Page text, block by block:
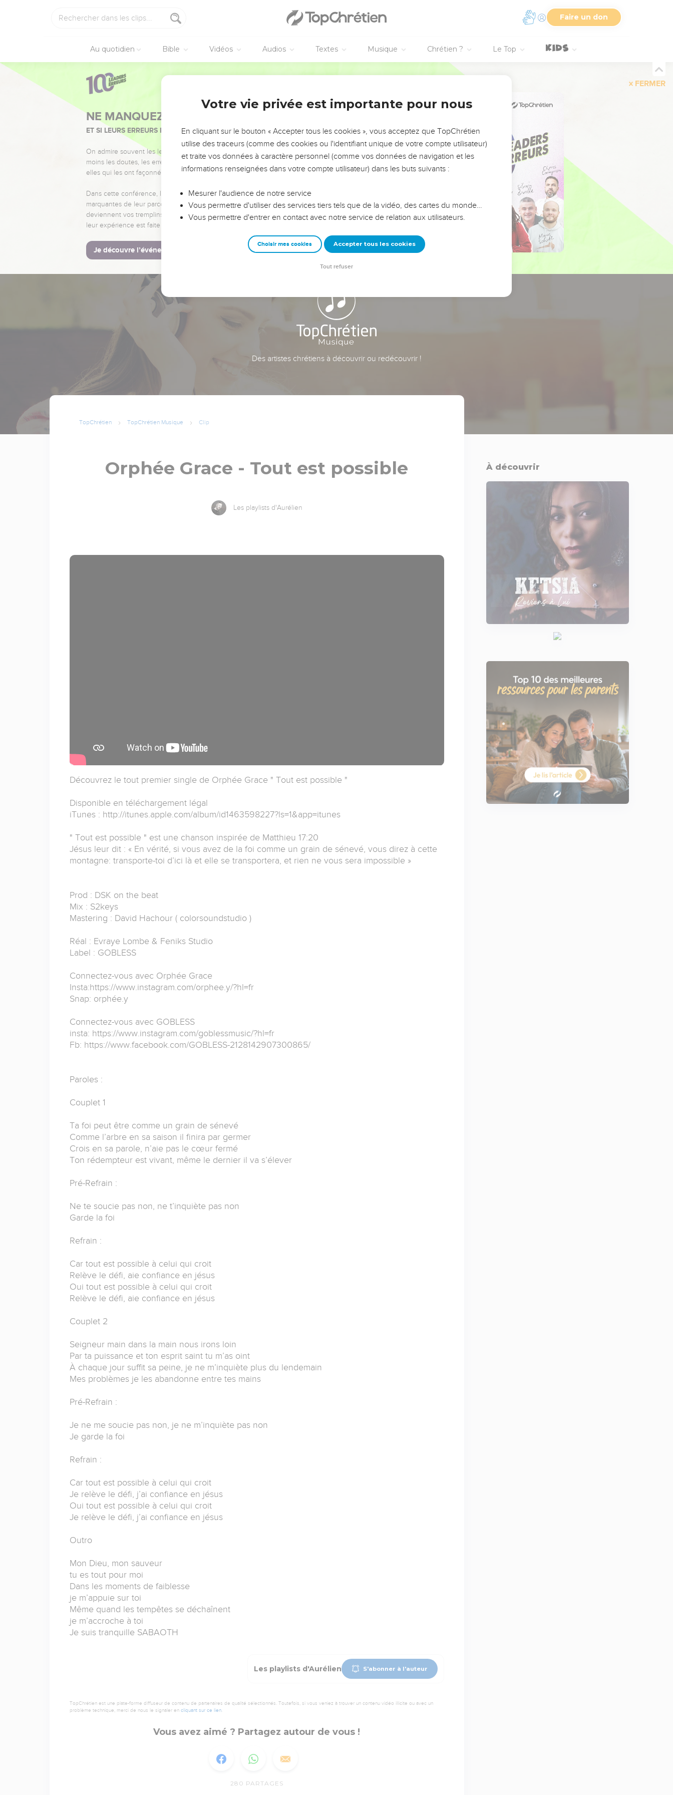
Faire un don
Au quotidien Bible Vidéos Audios Textes Musique Chrétien ? Le Top
FERMER
NE MANQUEZ PAS L’ÉVÉNEMENT DE L’ANNÉE !
ET SI LEURS ERREURS POUVAIENT VOUS ÉVITER LES VOTRES ?
On admire souvent les leaders pour leurs réussites, leur impact, leur foi ou leur vision. Mais on voit
moins les doutes, les erreurs et les saisons difficiles qu'ils ont traversés, alors même que ce sont
elles qui les ont façonnés.
Dans cette conférence, leaders, entrepreneurs, et responsables reviennent sur les erreurs
marquantes de leur parcours et les clés pour avancer avec plus de sagesse afin que leurs erreurs
deviennent vos tremplins. Que vous guidiez un ministère, une équipe, un groupe ou une famille,
leur expérience est faite pour vous.
Je découvre l’événement
Des artistes chrétiens à découvrir ou redécouvrir !
TopChrétien TopChrétien Musique Clip
Orphée Grace - Tout est possible
Les playlists d'Aurélien
Découvrez le tout premier single de Orphée Grace " Tout est possible "
Disponible en téléchargement légal
iTunes : http://itunes.apple.com/album/id1463598227?ls=1&app=itunes
" Tout est possible " est une chanson inspirée de Matthieu 17:20
Jésus leur dit : « En vérité, si vous avez de la foi comme un grain de sénevé, vous direz à cette
montagne: transporte-toi d’ici là et elle se transportera, et rien ne vous sera impossible »
Prod : DSK on the beat
Mix : S2keys
Mastering : David Hachour ( colorsoundstudio )
Réal : Evraye Lombe & Feniks Studio
Label : GOBLESS
Connectez-vous avec Orphée Grace
Insta:https://www.instagram.com/orphee.y/?hl=fr
Snap: orphée.y
Connectez-vous avec GOBLESS
insta: https://www.instagram.com/goblessmusic/?hl=fr
Fb: https://www.facebook.com/GOBLESS-2128142907300865/
Paroles :
Couplet 1
Ta foi peut être comme un grain de sénevé
Comme l’arbre en sa saison il finira par germer
Crois en sa parole, n’aie pas le cœur fermé
Ton rédempteur est vivant, même le dernier il va s’élever
Pré-Refrain :
Ne te soucie pas non, ne t’inquiète pas non
Garde la foi
Refrain :
Car tout est possible à celui qui croit
Relève le défi, aie confiance en jésus
Oui tout est possible à celui qui croit
Relève le défi, aie confiance en jésus
Couplet 2
Seigneur main dans la main nous irons loin
Par ta puissance et ton esprit saint tu m’as oint
À chaque jour suffit sa peine, je ne m’inquiète plus du lendemain
Mes problèmes je les abandonne entre tes mains
Pré-Refrain :
Je ne me soucie pas non, je ne m’inquiète pas non
Je garde la foi
Refrain :
Car tout est possible à celui qui croit
Je relève le défi, j’ai confiance en jésus
Oui tout est possible à celui qui croit
Je relève le défi, j’ai confiance en jésus
Outro
Mon Dieu, mon sauveur
tu es tout pour moi
Dans les moments de faiblesse
je m’appuie sur toi
Même quand les tempêtes se déchaînent
je m’accroche à toi
Je suis tranquille SABAOTH
Les playlists d'Aurélien S'abonner à l'auteur
TopChrétien est une plate-forme diffuseur de contenu de partenaires de qualité sélectionnés. Toutefois, si vous veniez à trouver un contenu vidéo illicite ou avec un
problème technique, merci de nous le signaler en cliquant sur ce lien.
Vous avez aimé ? Partagez autour de vous !
280 PARTAGES
À découvrir
Votre vie privée est importante pour nous
En cliquant sur le bouton « Accepter tous les cookies », vous acceptez que TopChrétien
utilise des traceurs (comme des cookies ou l'identifiant unique de votre compte utilisateur)
et traite vos données à caractère personnel (comme vos données de navigation et les
informations renseignées dans votre compte utilisateur) dans les buts suivants :
Mesurer l'audience de notre service
Vous permettre d'utiliser des services tiers tels que de la vidéo, des cartes du monde…
Vous permettre d'entrer en contact avec notre service de relation aux utilisateurs.
Choisir mes cookies Accepter tous les cookies
Tout refuser